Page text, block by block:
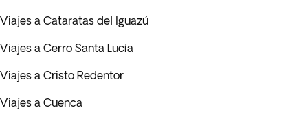
Viajes a Cataratas del Iguazú
Viajes a Cerro Santa Lucía
Viajes a Cristo Redentor
Viajes a Cuenca